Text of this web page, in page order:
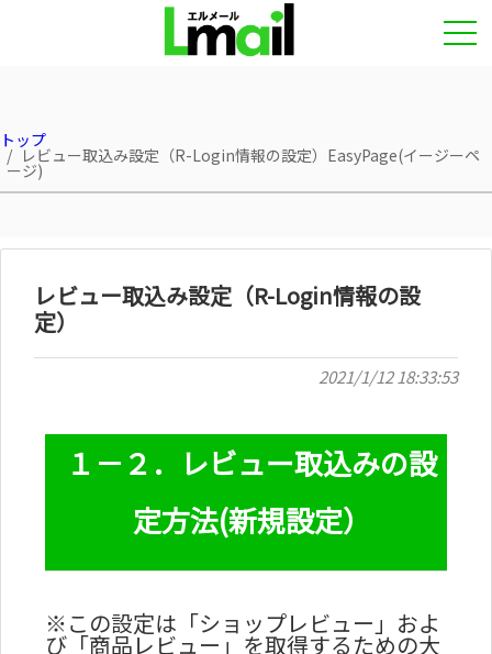
トップ
レビュー取込み設定（R-Login情報の設定）EasyPage(イージーペ
ージ)
レビュー取込み設定（R-Login情報の設
定）
2021/1/12 18:33:53
１－２．レビュー取込みの設
定方法(新規設定）
※この設定は「ショップレビュー」およ
び「商品レビュー」を取得するための大